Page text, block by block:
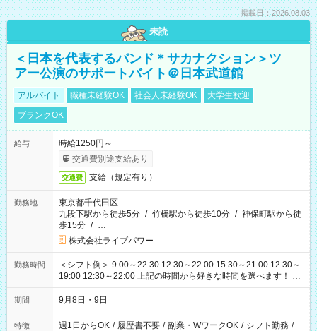
掲載日：2026.08.03
未読
＜日本を代表するバンド＊サカナクション＞ツ
アー公演のサポートバイト＠日本武道館
アルバイト 職種未経験OK 社会人未経験OK
大学生歓迎
ブランクOK
給与
時給1250円～
交通費別途支給あり
交通費 支給（規定有り）
勤務地
東京都千代田区
九段下駅から徒歩5分 / 竹橋駅から徒歩10分 / 神保町駅から徒
歩15分 / …
株式会社ライブパワー
勤務時間
＜シフト例＞ 9:00～22:30 12:30～22:00 15:30～21:00 12:30～
19:00 12:30～22:00 上記の時間から好きな時間を選べます！ ※
時間は変更となる可能性があります
期間 9月8日・9日
特徴 週1日からOK / 履歴書不要 / 副業・WワークOK / シフト勤務 /